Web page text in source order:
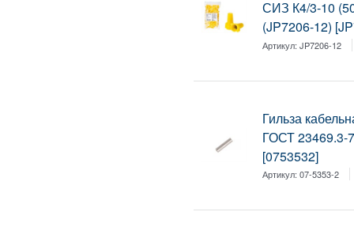
СИЗ К4/3-10
(JP7206-12)
Артикул:JP7206-12
Гильза
ГОСТ 23469.3-
[0753532]
Артикул:07-5353-2